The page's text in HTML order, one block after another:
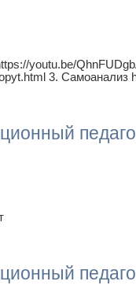
youtu.be/
3. Самоанализ